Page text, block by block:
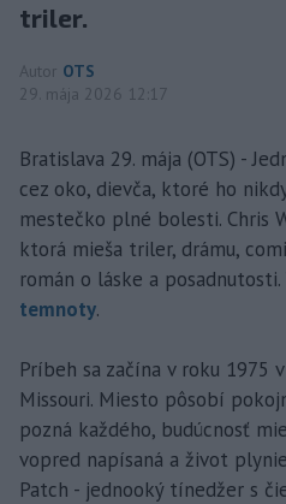
triler.
Autor OTS
29. mája 2026 12:17
Bratislava 29. mája (OTS) -
cez oko, dievča, ktoré ho
mestečko plné bolesti. Chris
ktorá mieša triler, drámu,
román o láske a posadnutosti.
temnoty.
Príbeh sa začína v roku 1975
Missouri. Miesto pôsobí
pozná každého, budúcnosť
vopred napísaná a život
Patch - jednooký tínedžer s